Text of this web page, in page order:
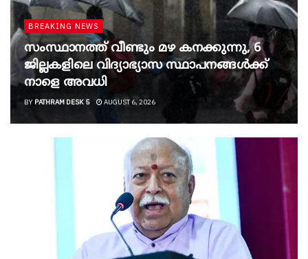
BREAKING NEWS
സംസ്ഥാനത്ത് വീണ്ടും മഴ കനക്കുന്നു, 6
ജില്ലകളിലെ വിദ്യാഭ്യാസ സ്ഥാപനങ്ങൾക്ക്
നാളെ അവധി
BY PATHRAM DESK 5 AUGUST 6, 2026